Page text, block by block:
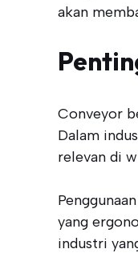
akan
Conveyor
Dalam
relevan di
yang
industri